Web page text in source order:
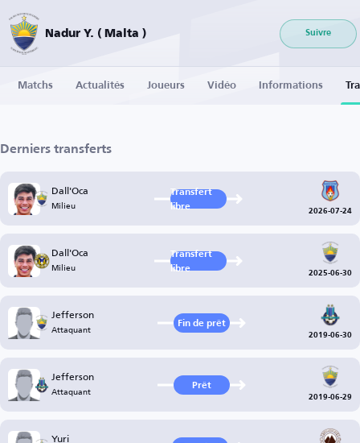
Nadur Y. ( Malta ) Suivre
Matchs Actualités Joueurs Vidéo Informations
Derniers transferts
Dall'Oca
Milieu
Transfert
libre
2026-07-24
Dall'Oca
Milieu
Transfert
libre
2025-06-30
Jefferson
Attaquant Fin de prêt
2019-06-30
Jefferson
Attaquant Prêt
2019-06-29
Yuri